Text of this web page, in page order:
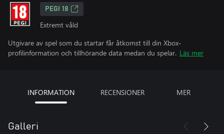
PEGI 18
Extremt våld
Utgivare av spel som du startar får åtkomst till din Xbox-
profilinformation och tillhörande data medan du spelar. Läs mer
INFORMATION RECENSIONER MER
Galleri